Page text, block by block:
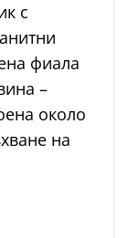
с
фиала
–
около
на